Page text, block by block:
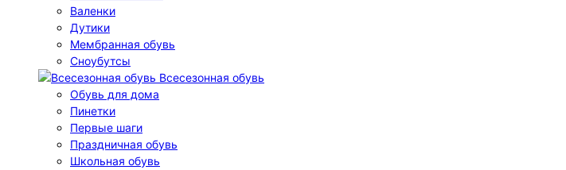
Валенки
Дутики
Мембранная обувь
Сноубутсы
Всесезонная обувь
Обувь для дома
Пинетки
Первые шаги
Праздничная обувь
Школьная обувь